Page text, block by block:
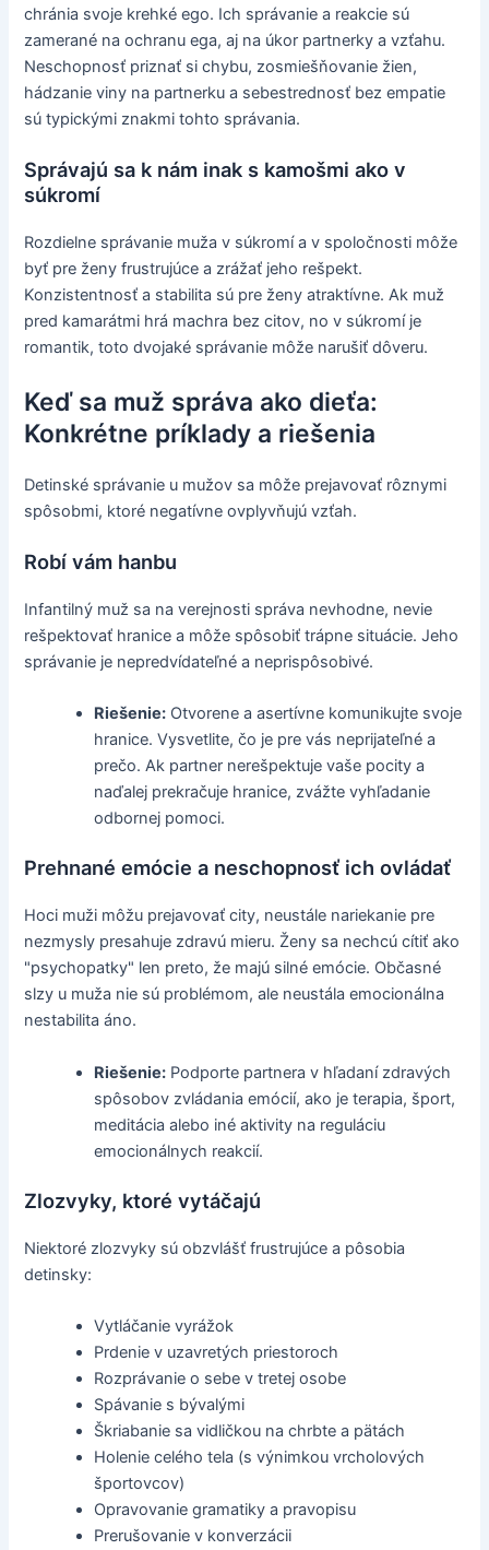
chránia svoje krehké ego. Ich správanie a reakcie sú
zamerané na ochranu ega, aj na úkor partnerky a vzťahu.
Neschopnosť priznať si chybu, zosmiešňovanie žien,
hádzanie viny na partnerku a sebestrednosť bez empatie
sú typickými znakmi tohto správania.
Správajú sa k nám inak s kamošmi ako v
súkromí
Rozdielne správanie muža v súkromí a v spoločnosti môže
byť pre ženy frustrujúce a zrážať jeho rešpekt.
Konzistentnosť a stabilita sú pre ženy atraktívne. Ak muž
pred kamarátmi hrá machra bez citov, no v súkromí je
romantik, toto dvojaké správanie môže narušiť dôveru.
Keď sa muž správa ako dieťa:
Konkrétne príklady a riešenia
Detinské správanie u mužov sa môže prejavovať rôznymi
spôsobmi, ktoré negatívne ovplyvňujú vzťah.
Robí vám hanbu
Infantilný muž sa na verejnosti správa nevhodne, nevie
rešpektovať hranice a môže spôsobiť trápne situácie. Jeho
správanie je nepredvídateľné a neprispôsobivé.
Riešenie: Otvorene a asertívne komunikujte svoje
hranice. Vysvetlite, čo je pre vás neprijateľné a
prečo. Ak partner nerešpektuje vaše pocity a
naďalej prekračuje hranice, zvážte vyhľadanie
odbornej pomoci.
Prehnané emócie a neschopnosť ich ovládať
Hoci muži môžu prejavovať city, neustále nariekanie pre
nezmysly presahuje zdravú mieru. Ženy sa nechcú cítiť ako
"psychopatky" len preto, že majú silné emócie. Občasné
slzy u muža nie sú problémom, ale neustála emocionálna
nestabilita áno.
Riešenie: Podporte partnera v hľadaní zdravých
spôsobov zvládania emócií, ako je terapia, šport,
meditácia alebo iné aktivity na reguláciu
emocionálnych reakcií.
Zlozvyky, ktoré vytáčajú
Niektoré zlozvyky sú obzvlášť frustrujúce a pôsobia
detinsky:
Vytláčanie vyrážok
Prdenie v uzavretých priestoroch
Rozprávanie o sebe v tretej osobe
Spávanie s bývalými
Škriabanie sa vidličkou na chrbte a pätách
Holenie celého tela (s výnimkou vrcholových
športovcov)
Opravovanie gramatiky a pravopisu
Prerušovanie v konverzácii